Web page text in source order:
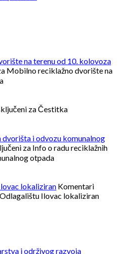
na terenu od 10. kolovoza
Mobilno reciklažno dvorište na
za Čestitka
dvorišta i odvozu komunalnog
za Info o radu reciklažnih
otpada
lokaliziran Komentari
Odlagalištu Ilovac lokaliziran
i održivog razvoja